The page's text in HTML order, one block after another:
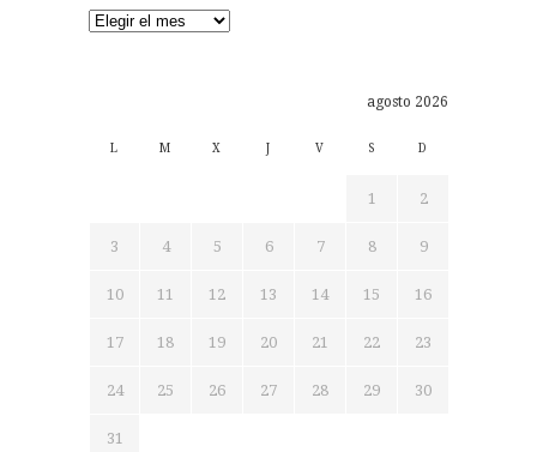
Archivos
agosto 2026
L M X J V S D
1 2
3 4 5 6 7 8 9
10 11 12 13 14 15 16
17 18 19 20 21 22 23
24 25 26 27 28 29 30
31